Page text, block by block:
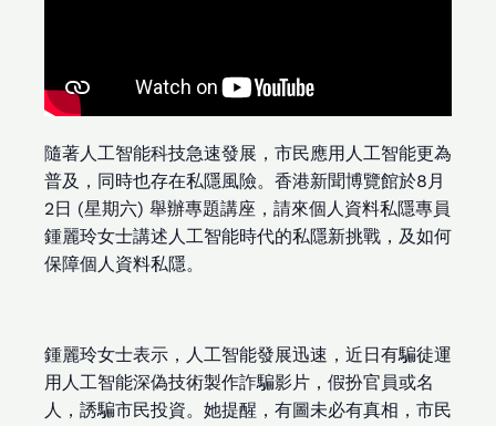
隨著人工智能科技急速發展，市民應用人工智能更為
普及，同時也存在私隱風險。香港新聞博覽館於8月
2日 (星期六) 舉辦專題講座，請來個人資料私隱專員
鍾麗玲女士講述人工智能時代的私隱新挑戰，及如何
保障個人資料私隱。
鍾麗玲女士表示，人工智能發展迅速，近日有騙徒運
用人工智能深偽技術製作詐騙影片，假扮官員或名
人，誘騙市民投資。她提醒，有圖未必有真相，市民